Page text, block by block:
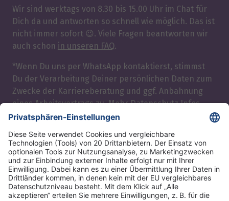
Wir sind werktags von 8.30 bis 15.00 Uhr im Chat für
Dich da und antworten so schnell wie möglich. Das ist
nicht immer sofort 😉. Viele Fragen beantworten wir
auch schon in unseren FAQ.
*Wenn Du uns per WhatsApp kontaktierst, stimmst
Du der Verarbeitung Deiner persönlichen Daten zum
Zwecke der Karriereberatung und ggf. Anbahnung
eines Arbeitsvertrags zu. MehrDatenschutz Infos
hier.